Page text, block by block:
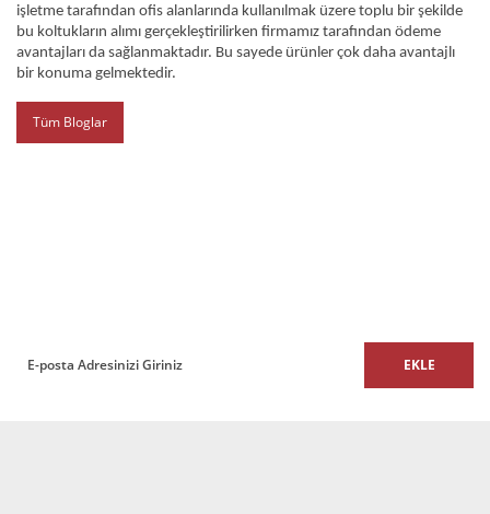
işletme tarafından ofis alanlarında kullanılmak üzere toplu bir şekilde
bu koltukların alımı gerçekleştirilirken firmamız tarafından ödeme
avantajları da sağlanmaktadır. Bu sayede ürünler çok daha avantajlı
bir konuma gelmektedir.
Tüm Bloglar
EKLE